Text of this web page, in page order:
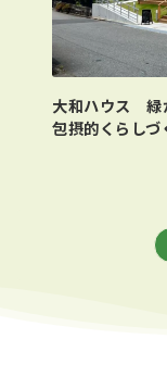
大和ハウス 緑
包摂的くらしづ